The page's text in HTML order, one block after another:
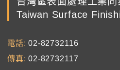
Taiwan Surface
電話
02-82732116
傳真
02-82732117